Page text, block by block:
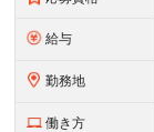
給与
勤務地
働き方